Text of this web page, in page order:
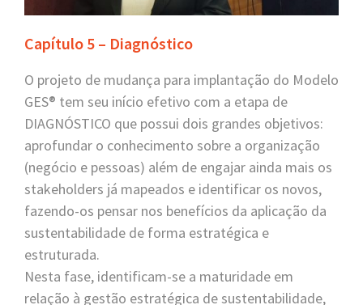
Capítulo 5 – Diagnóstico
O projeto de mudança para implantação do Modelo
GES® tem seu início efetivo com a etapa de
DIAGNÓSTICO que possui dois grandes objetivos:
aprofundar o conhecimento sobre a organização
(negócio e pessoas) além de engajar ainda mais os
stakeholders já mapeados e identificar os novos,
fazendo-os pensar nos benefícios da aplicação da
sustentabilidade de forma estratégica e
estruturada.
Nesta fase, identificam-se a maturidade em
relação à gestão estratégica de sustentabilidade,